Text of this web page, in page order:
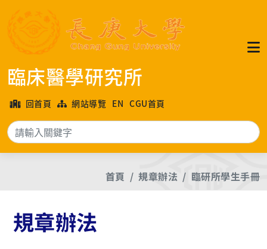
臨床醫學研究所
回首頁 網站導覽 EN CGU首頁
搜尋
首頁 規章辦法 臨研所學生手冊
規章辦法